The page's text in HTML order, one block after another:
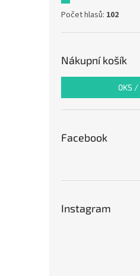
Počet hlasů: 102
Nákupní košík
0KS /
Facebook
Instagram